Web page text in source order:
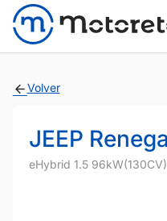
Volver
JEEP
eHybrid 1.5